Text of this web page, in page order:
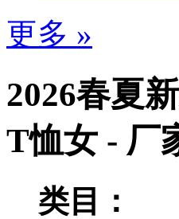
更多 »
2026春夏
T恤女 - 厂
类目：